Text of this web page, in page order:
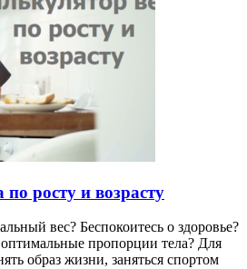
росту и возрасту
вес? Беспокоитесь о здоровье?
пропорции тела? Для
образ жизни, заняться спортом